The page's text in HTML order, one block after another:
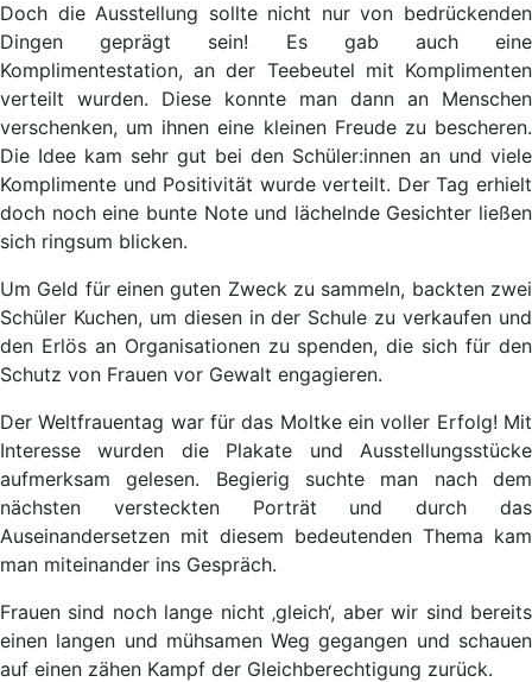
Doch die Ausstellung sollte nicht nur von bedrückenden
Dingen geprägt sein! Es gab auch eine
Komplimentestation, an der Teebeutel mit Komplimenten
verteilt wurden. Diese konnte man dann an Menschen
verschenken, um ihnen eine kleinen Freude zu bescheren.
Die Idee kam sehr gut bei den Schüler:innen an und viele
Komplimente und Positivität wurde verteilt. Der Tag erhielt
doch noch eine bunte Note und lächelnde Gesichter ließen
sich ringsum blicken.
Um Geld für einen guten Zweck zu sammeln, backten zwei
Schüler Kuchen, um diesen in der Schule zu verkaufen und
den Erlös an Organisationen zu spenden, die sich für den
Schutz von Frauen vor Gewalt engagieren.
Der Weltfrauentag war für das Moltke ein voller Erfolg! Mit
Interesse wurden die Plakate und Ausstellungsstücke
aufmerksam gelesen. Begierig suchte man nach dem
nächsten versteckten Porträt und durch das
Auseinandersetzen mit diesem bedeutenden Thema kam
man miteinander ins Gespräch.
Frauen sind noch lange nicht ‚gleich‘, aber wir sind bereits
einen langen und mühsamen Weg gegangen und schauen
auf einen zähen Kampf der Gleichberechtigung zurück.